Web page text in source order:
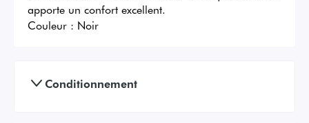
apporte un confort excellent.
Couleur : Noir
Conditionnement